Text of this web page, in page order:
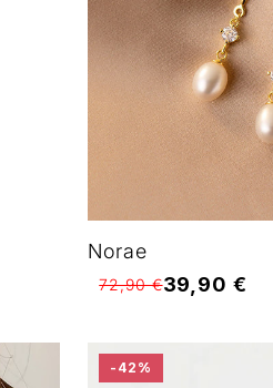
Norae
72,90 €39,90 €
-42%